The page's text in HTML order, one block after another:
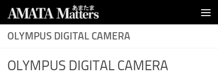
コンテンツへスキップ
OLYMPUS DIGITAL CAMERA
OLYMPUS DIGITAL CAMERA